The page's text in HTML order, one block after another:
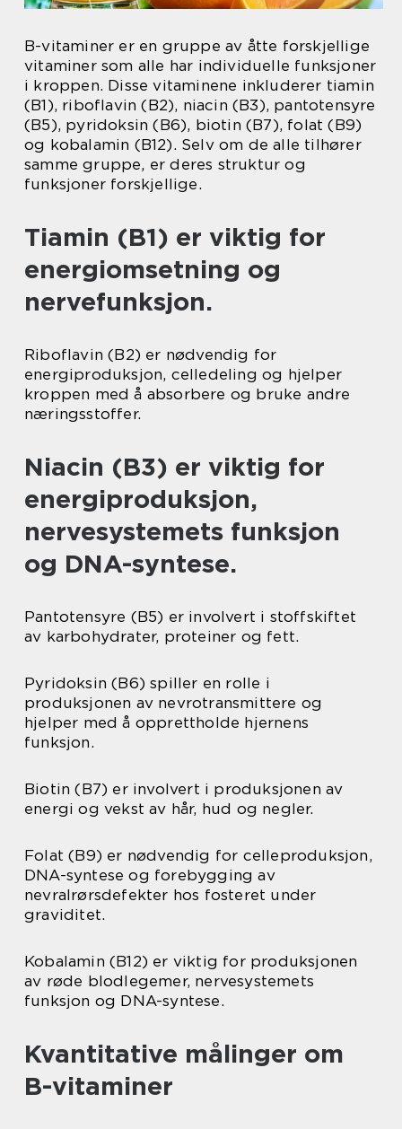
B-vitaminer er en gruppe av åtte forskjellige
vitaminer som alle har individuelle funksjoner
i kroppen. Disse vitaminene inkluderer tiamin
(B1), riboflavin (B2), niacin (B3), pantotensyre
(B5), pyridoksin (B6), biotin (B7), folat (B9)
og kobalamin (B12). Selv om de alle tilhører
samme gruppe, er deres struktur og
funksjoner forskjellige.
Tiamin (B1) er viktig for
energiomsetning og
nervefunksjon.
Riboflavin (B2) er nødvendig for
energiproduksjon, celledeling og hjelper
kroppen med å absorbere og bruke andre
næringsstoffer.
Niacin (B3) er viktig for
energiproduksjon,
nervesystemets funksjon
og DNA-syntese.
Pantotensyre (B5) er involvert i stoffskiftet
av karbohydrater, proteiner og fett.
Pyridoksin (B6) spiller en rolle i
produksjonen av nevrotransmittere og
hjelper med å opprettholde hjernens
funksjon.
Biotin (B7) er involvert i produksjonen av
energi og vekst av hår, hud og negler.
Folat (B9) er nødvendig for celleproduksjon,
DNA-syntese og forebygging av
nevralrørsdefekter hos fosteret under
graviditet.
Kobalamin (B12) er viktig for produksjonen
av røde blodlegemer, nervesystemets
funksjon og DNA-syntese.
Kvantitative målinger om
B-vitaminer